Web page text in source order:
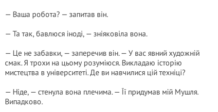
— Ваша робота? — запитав він.
— Та так, бавлюся іноді, — зніяковіла вона.
— Це не забавки, — заперечив він. — У вас явний художній
смак. Я трохи на цьому розуміюся. Викладаю історію
мистецтва в університеті. Де ви навчилися цій техніці?
— Ніде, — стенула вона плечима. — Її придумав мій Мушля.
Випадково.